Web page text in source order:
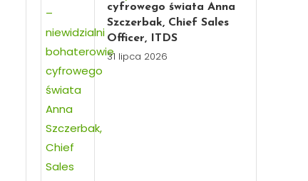
cyfrowego świata Anna
Szczerbak, Chief Sales
Officer, ITDS
31 lipca 2026